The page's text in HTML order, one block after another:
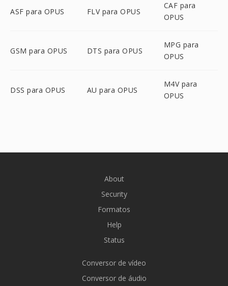
ASF para OPUS FLV para OPUS
CAF para
OPUS
GSM para OPUS DTS para OPUS
MPG para
OPUS
DSS para OPUS AU para OPUS
M4V para
OPUS
About
Security
Formatos
Help
Status
Conversor de vídeo
Conversor de áudio